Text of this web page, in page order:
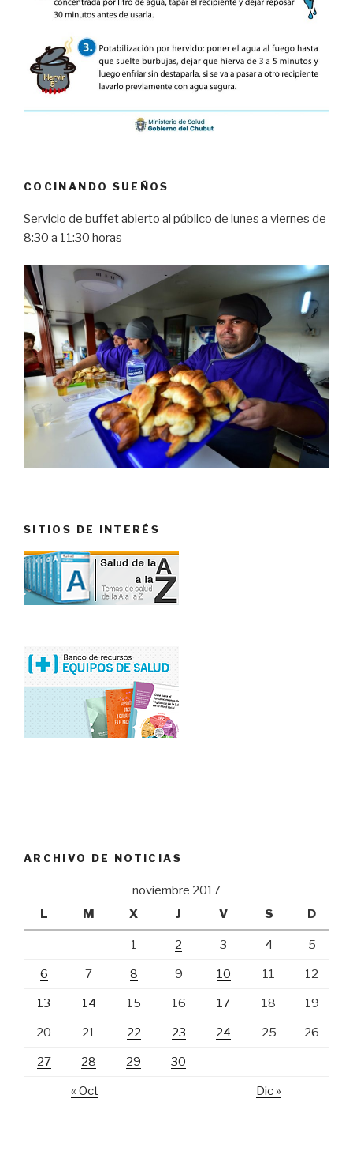
COCINANDO SUEÑOS
Servicio de buffet abierto al público de lunes a viernes de
8:30 a 11:30 horas
SITIOS DE INTERÉS
ARCHIVO DE NOTICIAS
noviembre 2017
L
M X J V S D
1 2 3 4 5
6 7 8 9 10 11 12
13 14 15 16 17 18 19
20 21 22 23 24 25 26
27 28 29 30
« Oct Dic »